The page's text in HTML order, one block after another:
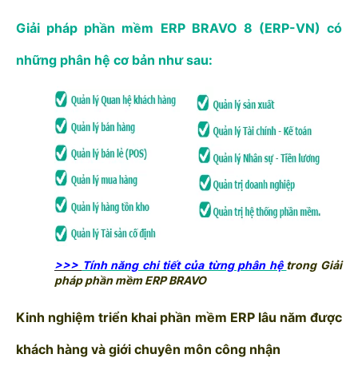
Giải pháp phần mềm ERP BRAVO 8 (ERP-VN) có
những phân hệ cơ bản như sau:
>>> Tính năng chi tiết của từng phân hệ trong Giải
pháp phần mềm ERP BRAVO
Kinh nghiệm triển khai phần mềm ERP lâu năm được
khách hàng và giới chuyên môn công nhận